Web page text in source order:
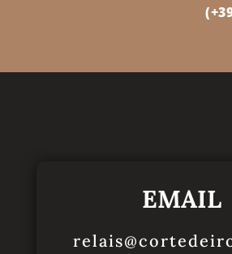
EMAIL